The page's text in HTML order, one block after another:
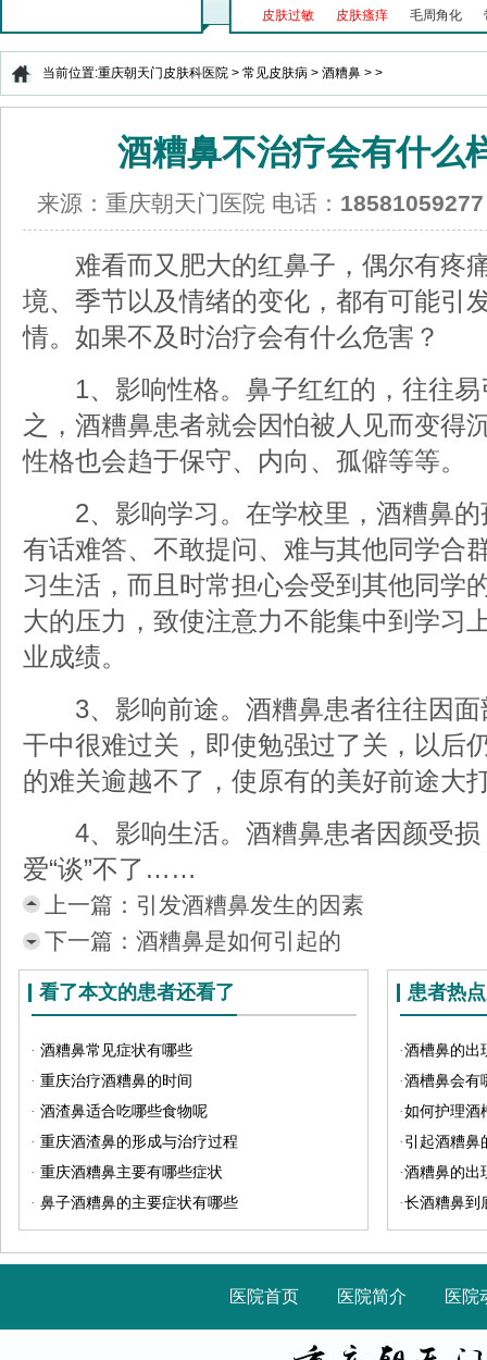
皮肤过敏
皮肤瘙痒 毛周角化
当前位置:重庆朝天门皮肤科医院 > 常见皮肤病 > 酒糟鼻 > >
酒糟鼻不治疗会有什么
来源：重庆朝天门医院 电话： 18581059277
难看而又肥大的红鼻子，偶尔有疼
境、季节以及情绪的变化，都有可能引
情。如果不及时治疗会有什么危害？
1、影响性格。鼻子红红的，往往易
之，酒糟鼻患者就会因怕被人见而变得
性格也会趋于保守、内向、孤僻等等。
2、影响学习。在学校里，酒糟鼻的
有话难答、不敢提问、难与其他同学合
习生活，而且时常担心会受到其他同学
大的压力，致使注意力不能集中到学习
业成绩。
3、影响前途。酒糟鼻患者往往因面
干中很难过关，即使勉强过了关，以后
的难关逾越不了，使原有的美好前途大
4、影响生活。酒糟鼻患者因颜受损
爱“谈”不了……
上一篇： 引发酒糟鼻发生的因素
下一篇： 酒糟鼻是如何引起的
看了本文的患者还看了
· 酒糟鼻常见症状有哪些
· 重庆治疗酒糟鼻的时间
· 酒渣鼻适合吃哪些食物呢
· 重庆酒渣鼻的形成与治疗过程
· 重庆酒糟鼻主要有哪些症状
· 鼻子酒糟鼻的主要症状有哪些
患者热
·酒槽鼻的出
·酒槽鼻会有
·如何护理酒
· 引起酒糟鼻
·酒糟鼻的出
·长酒糟鼻到
医院首页 医院简介 医院